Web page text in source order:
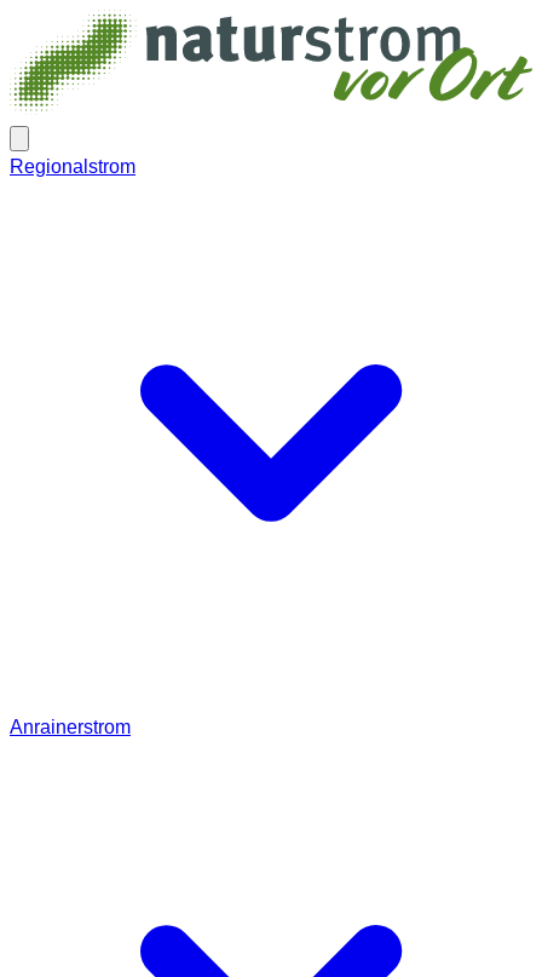
Regionalstrom
Anrainerstrom